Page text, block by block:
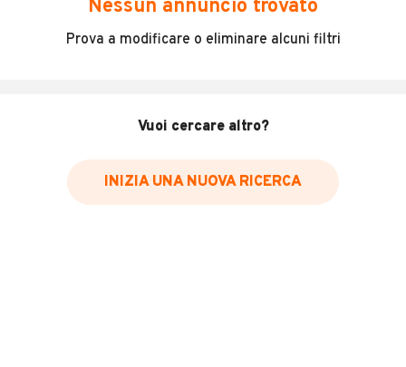
Incidenti in cui è stato coinvolto il veicolo
Data e luogo delle revisioni effettuate
Inserisci il numero di targa per verificare la disponibilità
Nessun annuncio trovato
Prova a modificare o eliminare alcuni filtri
Vuoi cercare altro?
INIZIA UNA NUOVA RICERCA